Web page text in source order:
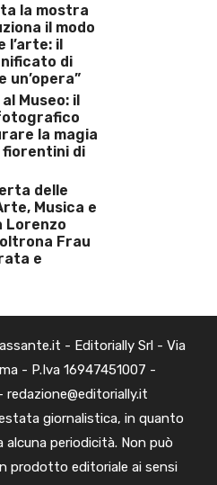
la mostra
il modo
l’arte: il
di
un’opera”
Museo: il
la magia
fiorentini di
delle
Musica e
Lorenzo
Frau
e
- Editorially Srl - Via
- P.Iva 16947451007 -
redazione@editorially.it
giornalistica, in quanto
periodicità. Non può
prodotto editoriale ai sensi